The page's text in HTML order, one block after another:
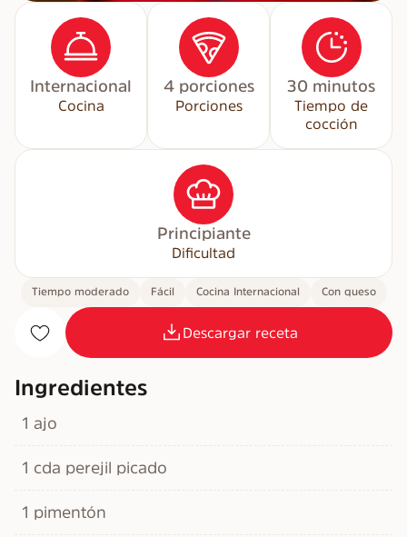
Cocina
Internacional
Porciones
4 porciones
Tiempo de
cocción
30 minutos
Dificultad
Principiante
Tiempo moderado Fácil Cocina Internacional Con queso
Descargar receta
Ingredientes
1 ajo
1 cda perejil picado
1 pimentón